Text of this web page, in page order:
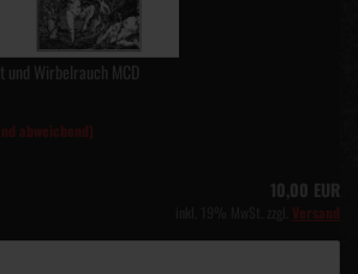
und Wirbelrauch MCD
abweichend)
10,00 EUR
Versand